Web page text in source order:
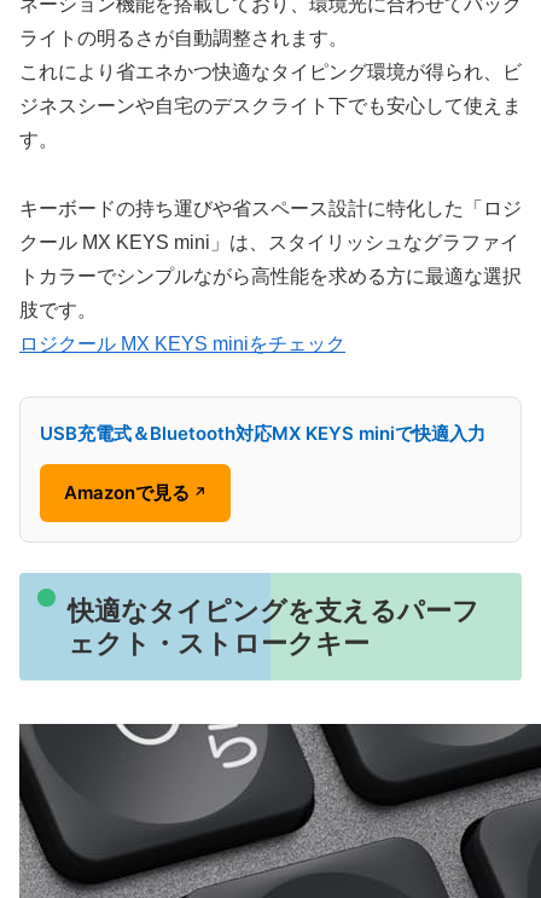
ネーション機能を搭載しており、環境光に合わせてバック
ライトの明るさが自動調整されます。
これにより省エネかつ快適なタイピング環境が得られ、ビ
ジネスシーンや自宅のデスクライト下でも安心して使えま
す。
キーボードの持ち運びや省スペース設計に特化した「ロジ
クール MX KEYS mini」は、スタイリッシュなグラファイ
トカラーでシンプルながら高性能を求める方に最適な選択
肢です。
ロジクール MX KEYS miniをチェック
USB充電式＆Bluetooth対応MX KEYS miniで快適入力
Amazonで見る ↗
快適なタイピングを支えるパーフ
ェクト・ストロークキー